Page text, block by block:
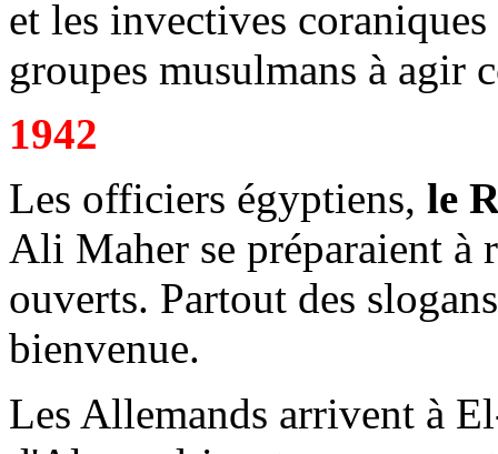
et les invectives
groupes musulmans à agir
1942
Les officiers égyptiens, le
Ali Maher se préparaient à
ouverts. Partout des
bienvenue.
Les Allemands arrivent à